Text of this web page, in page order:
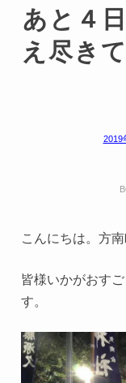
あと４
え尽き
2019
こんにちは。方
皆様いかがおす
す。